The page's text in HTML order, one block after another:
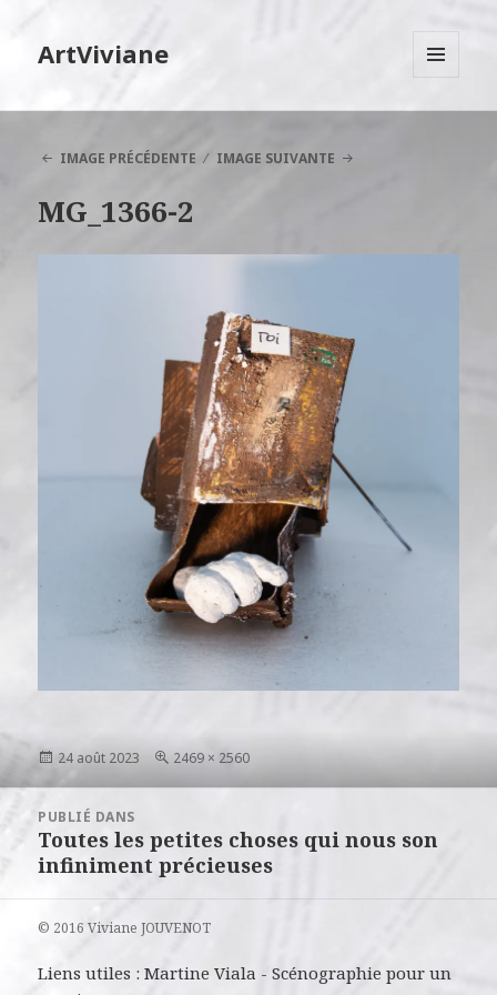
ArtViviane
IMAGE PRÉCÉDENTE
IMAGE SUIVANTE
MG_1366-2
Publié
24 août 2023
Taille
2469 × 2560
de
l’article
PUBLIÉ DANS
Toutes les petites choses qui nous son
infiniment précieuses
© 2016 Viviane JOUVENOT
Liens utiles :Martine Viala -Scénographie pour un